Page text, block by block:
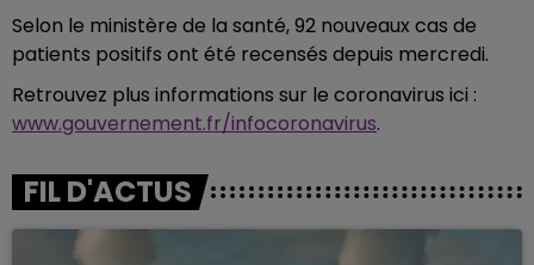
Selon le ministère de la santé,92 nouveaux cas de
patients positifs ont été recensés depuis mercredi.
Retrouvez plus informations sur le coronavirus ici :
www.gouvernement.fr/infocoronavirus.
FIL D'ACTUS